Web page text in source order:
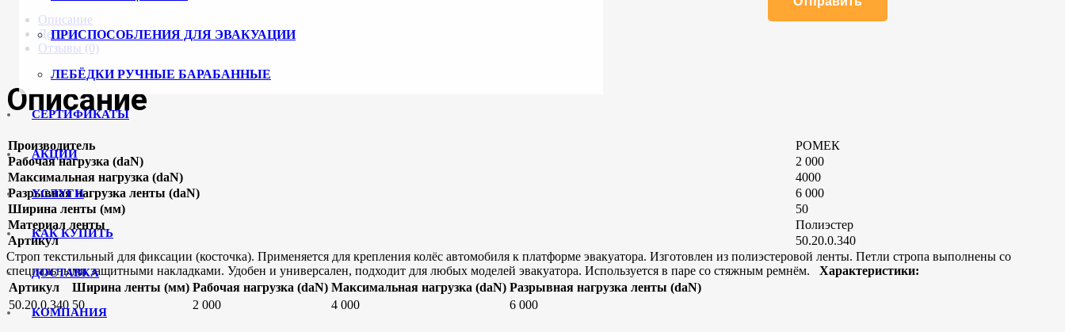
ПРИСПОСОБЛЕНИЯ ДЛЯ ЭВАКУАЦИИ
ЛЕБЁДКИ РУЧНЫЕ БАРАБАННЫЕ
СЕРТИФИКАТЫ
АКЦИИ
УСЛУГИ
КАК КУПИТЬ
ДОСТАВКА
КОМПАНИЯ
Описание
Детали
Отзывы (0)
Описание
Производитель
РОМЕК
Рабочая нагрузка (daN)
2 000
Максимальная нагрузка (daN)
4000
Разрывная нагрузка ленты (daN)
6 000
Ширина ленты (мм)
50
Материал ленты
Полиэстер
Артикул
50.20.0.340
Строп текстильный для фиксации (косточка). Применяется для крепления колёс автомобиля к платформе эвакуатора. Изготовлен из полиэстеровой ленты. Петли стропа выполнены со
специальными защитными накладками. Удобен и универсален, подходит для любых моделей эвакуатора. Используется в паре со стяжным ремнём. Характеристики:
Артикул
Ширина ленты (мм) Рабочая нагрузка (daN) Максимальная нагрузка (daN) Разрывная нагрузка ленты (daN)
50.20.0.340 50 2 000 4 000 6 000